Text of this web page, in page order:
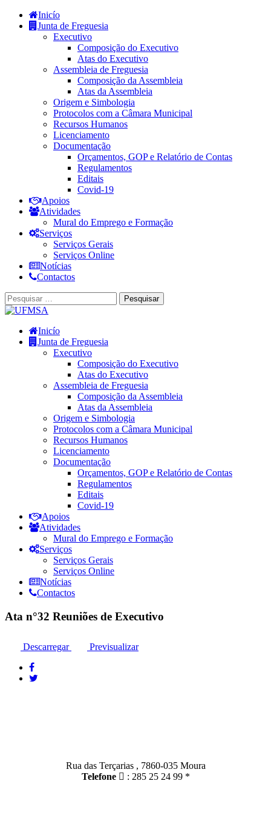
Inicío
Junta de Freguesia
Executivo
Composição do Executivo
Atas do Executivo
Assembleia de Freguesia
Composição da Assembleia
Atas da Assembleia
Origem e Simbologia
Protocolos com a Câmara Municipal
Recursos Humanos
Licenciamento
Documentação
Orçamentos, GOP e Relatório de Contas
Regulamentos
Editais
Covid-19
Apoios
Atividades
Mural do Emprego e Formação
Serviços
Serviços Gerais
Serviços Online
Notícias
Contactos
Inicío
Junta de Freguesia
Executivo
Composição do Executivo
Atas do Executivo
Assembleia de Freguesia
Composição da Assembleia
Atas da Assembleia
Origem e Simbologia
Protocolos com a Câmara Municipal
Recursos Humanos
Licenciamento
Documentação
Orçamentos, GOP e Relatório de Contas
Regulamentos
Editais
Covid-19
Apoios
Atividades
Mural do Emprego e Formação
Serviços
Serviços Gerais
Serviços Online
Notícias
Contactos
Ata n°32 Reuniões de Executivo
Descarregar Previsualizar
Rua das Terçarias , 7860-035 Moura
Telefone
: 285 25 24 99 *